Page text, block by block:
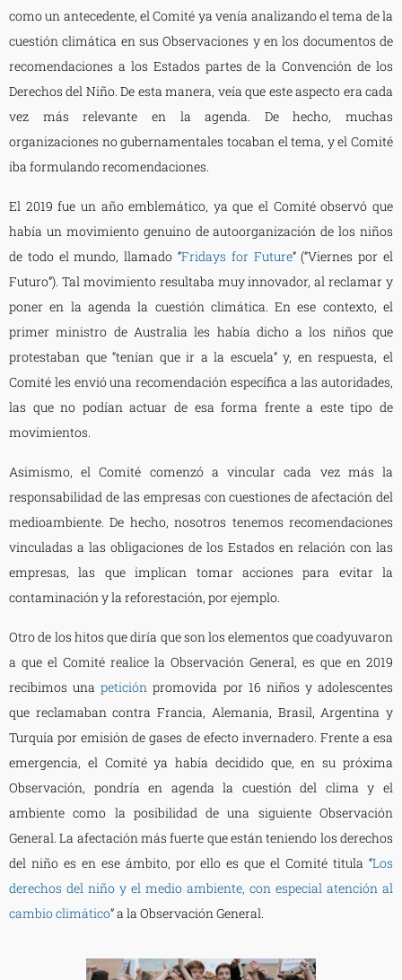
como un antecedente, el Comité ya venía analizando el tema de la
cuestión climática en sus Observaciones y en los documentos de
recomendaciones a los Estados partes de la Convención de los
Derechos del Niño. De esta manera, veía que este aspecto era cada
vez más relevante en la agenda. De hecho, muchas
organizaciones no gubernamentales tocaban el tema, y el Comité
iba formulando recomendaciones.
El 2019 fue un año emblemático, ya que el Comité observó que
había un movimiento genuino de autoorganización de los niños
de todo el mundo, llamado “Fridays for Future” (“Viernes por el
Futuro”). Tal movimiento resultaba muy innovador, al reclamar y
poner en la agenda la cuestión climática. En ese contexto, el
primer ministro de Australia les había dicho a los niños que
protestaban que “tenían que ir a la escuela” y, en respuesta, el
Comité les envió una recomendación específica a las autoridades,
las que no podían actuar de esa forma frente a este tipo de
movimientos.
Asimismo, el Comité comenzó a vincular cada vez más la
responsabilidad de las empresas con cuestiones de afectación del
medioambiente. De hecho, nosotros tenemos recomendaciones
vinculadas a las obligaciones de los Estados en relación con las
empresas, las que implican tomar acciones para evitar la
contaminación y la reforestación, por ejemplo.
Otro de los hitos que diría que son los elementos que coadyuvaron
a que el Comité realice la Observación General, es que en 2019
recibimos una petición promovida por 16 niños y adolescentes
que reclamaban contra Francia, Alemania, Brasil, Argentina y
Turquía por emisión de gases de efecto invernadero. Frente a esa
emergencia, el Comité ya había decidido que, en su próxima
Observación, pondría en agenda la cuestión del clima y el
ambiente como la posibilidad de una siguiente Observación
General. La afectación más fuerte que están teniendo los derechos
del niño es en ese ámbito, por ello es que el Comité titula “Los
derechos del niño y el medio ambiente, con especial atención al
cambio climático” a la Observación General.